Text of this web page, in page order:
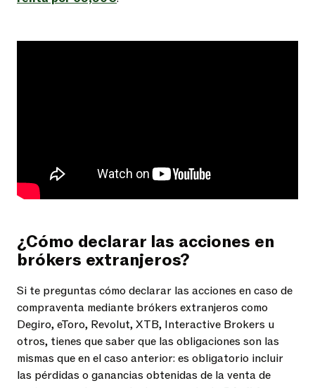
¿Cómo declarar las acciones en
brókers extranjeros?
Si te preguntas cómo declarar las acciones en caso de
compraventa mediante brókers extranjeros como
Degiro, eToro, Revolut, XTB, Interactive Brokers u
otros, tienes que saber que las obligaciones son las
mismas que en el caso anterior: es obligatorio incluir
las pérdidas o ganancias obtenidas de la venta de